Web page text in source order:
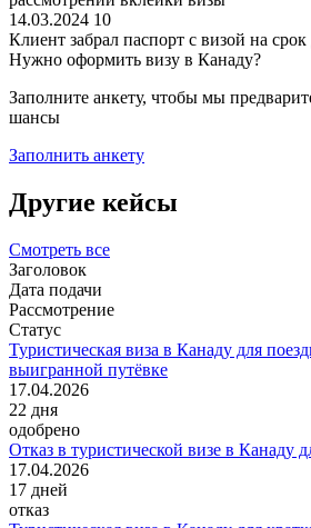
14.03.2024 10
Клиент забрал паспорт с визой на
Нужно оформить визу в Канаду?
Заполните анкету, чтобы мы
шансы
Заполнить анкету
Другие кейсы
Смотреть все
Заголовок
Дата подачи
Рассмотрение
Статус
Туристическая виза в Канаду для
выигранной путёвке
17.04.2026
22 дня
одобрено
Отказ в туристической визе в Канаду
17.04.2026
17 дней
отказ